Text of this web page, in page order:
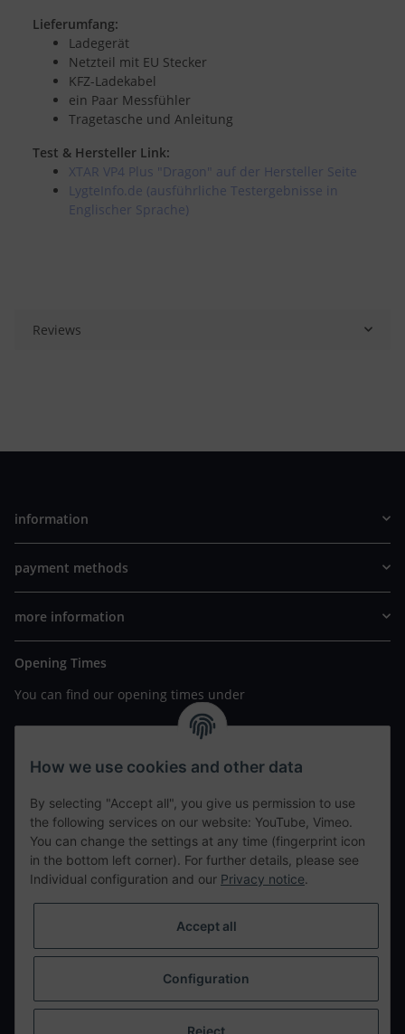
Lieferumfang:
Ladegerät
Netzteil mit EU Stecker
KFZ-Ladekabel
ein Paar Messfühler
Tragetasche und Anleitung
Test & Hersteller Link:
XTAR VP4 Plus "Dragon" auf der Hersteller Seite
LygteInfo.de (ausführliche Testergebnisse in
Englischer Sprache)
Reviews
information
payment methods
more information
Opening Times
You can find our opening times under
https://www.wannavapor.de/Filialen
your personal site
contact details
tweet
teilen
Withdraw from contract
shipping fees
How we use cookies and other data
By selecting "Accept all", you give us permission to use
the following services on our website: YouTube, Vimeo.
You can change the settings at any time (fingerprint icon
in the bottom left corner). For further details, please see
Individual configuration and our Privacy notice.
Accept all
Configuration